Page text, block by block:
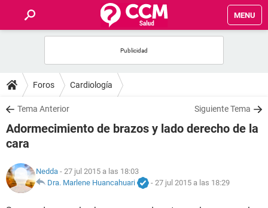
MENU
FOROS
SALUD
NUTRICIÓN
Foros Cardiología
Tema Anterior Siguiente Tema
Adormecimiento de brazos y lado derecho de la
cara
Nedda - 27 jul 2015 a las 18:03
Dra. Marlene Huancahuari
- 27 jul 2015 a las 18:29